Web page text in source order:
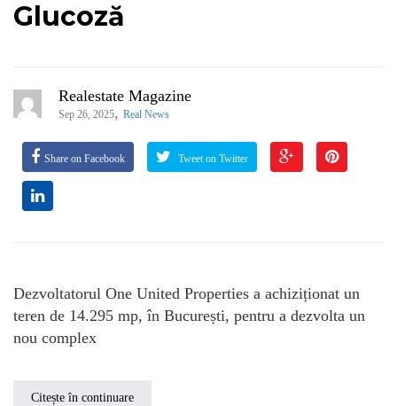
Glucoză
Realestate Magazine
Sep 26, 2025, Real News
Share on Facebook Tweet on Twitter
Dezvoltatorul One United Properties a achiziționat un
teren de 14.295 mp, în București, pentru a dezvolta un
nou complex
Citește în continuare